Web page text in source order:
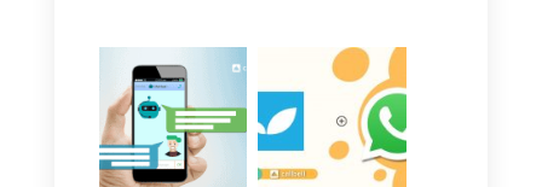
messages peut vous donner
% de chances d’obtenir une
réponse.